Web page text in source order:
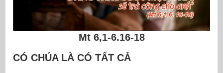
Mt 6,1-6.16-18
CÓ CHÚA LÀ CÓ TẤT CẢ